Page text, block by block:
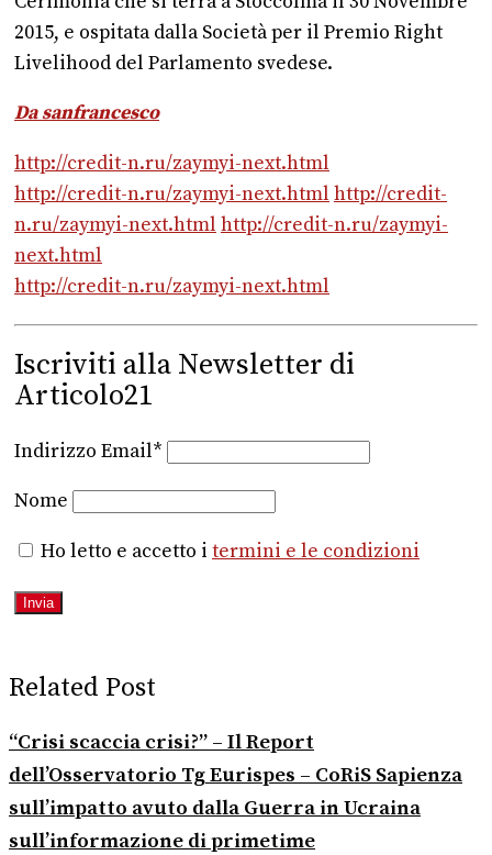
2015, e ospitata dalla Società per il Premio Right
Livelihood del Parlamento svedese.
Da sanfrancesco
http://credit-n.ru/zaymyi-next.html
http://credit-n.ru/zaymyi-next.html http://credit-
n.ru/zaymyi-next.html http://credit-n.ru/zaymyi-
next.html
http://credit-n.ru/zaymyi-next.html
Iscriviti alla Newsletter di
Articolo21
Indirizzo Email*
Nome
Ho letto e accetto i termini e le condizioni
Related Post
“Crisi scaccia crisi?” – Il Report
dell’Osservatorio Tg Eurispes – CoRiS Sapienza
sull’impatto avuto dalla Guerra in Ucraina
sull’informazione di primetime